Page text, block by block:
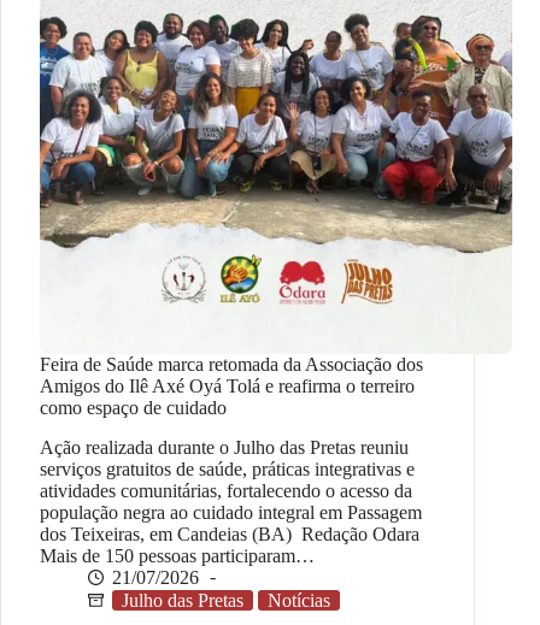
Feira de Saúde marca retomada da Associação dos
Amigos do Ilê Axé Oyá Tolá e reafirma o terreiro
como espaço de cuidado
Ação realizada durante o Julho das Pretas reuniu
serviços gratuitos de saúde, práticas integrativas e
atividades comunitárias, fortalecendo o acesso da
população negra ao cuidado integral em Passagem
dos Teixeiras, em Candeias (BA) Redação Odara
Mais de 150 pessoas participaram…
21/07/2026
Julho das Pretas
Notícias